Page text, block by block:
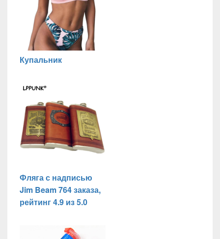
Купальник
Фляга с надписью
Jim Beam 764 заказа,
рейтинг 4.9 из 5.0